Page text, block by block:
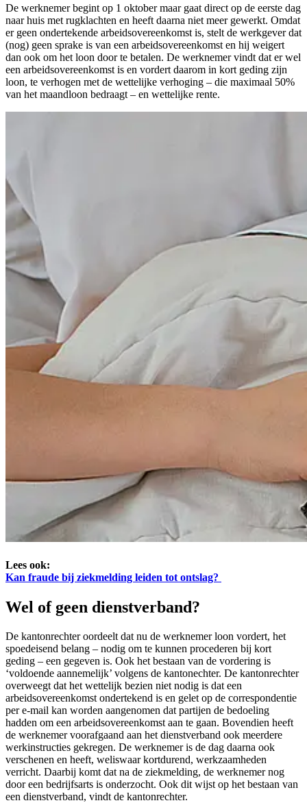
De werknemer begint op 1 oktober maar gaat direct op de eerste dag
naar huis met rugklachten en heeft daarna niet meer gewerkt. Omdat
er geen ondertekende arbeidsovereenkomst is, stelt de werkgever dat
(nog) geen sprake is van een arbeidsovereenkomst en hij weigert
dan ook om het loon door te betalen. De werknemer vindt dat er wel
een arbeidsovereenkomst is en vordert daarom in kort geding zijn
loon, te verhogen met de wettelijke verhoging – die maximaal 50%
van het maandloon bedraagt – en wettelijke rente.
Lees ook:
Kan fraude bij ziekmelding leiden tot ontslag?
Wel of geen dienstverband?
De kantonrechter oordeelt dat nu de werknemer loon vordert, het
spoedeisend belang – nodig om te kunnen procederen bij kort
geding – een gegeven is. Ook het bestaan van de vordering is
‘voldoende aannemelijk’ volgens de kantonechter. De kantonrechter
overweegt dat het wettelijk bezien niet nodig is dat een
arbeidsovereenkomst ondertekend is en gelet op de correspondentie
per e-mail kan worden aangenomen dat partijen de bedoeling
hadden om een arbeidsovereenkomst aan te gaan. Bovendien heeft
de werknemer voorafgaand aan het dienstverband ook meerdere
werkinstructies gekregen. De werknemer is de dag daarna ook
verschenen en heeft, weliswaar kortdurend, werkzaamheden
verricht. Daarbij komt dat na de ziekmelding, de werknemer nog
door een bedrijfsarts is onderzocht. Ook dit wijst op het bestaan van
een dienstverband, vindt de kantonrechter.